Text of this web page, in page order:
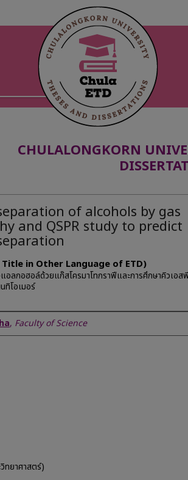
CHULALONGKORN
of alcohols by gas
and QSPR study to predict
in Other Language of ETD)
อลกอฮอล์ด้วยแก๊สโครมาโทกราฟีและการศึกษาคิวเอสพี
ทิโอเมอร์
, Faculty of Science
ทยาศาสตร์)